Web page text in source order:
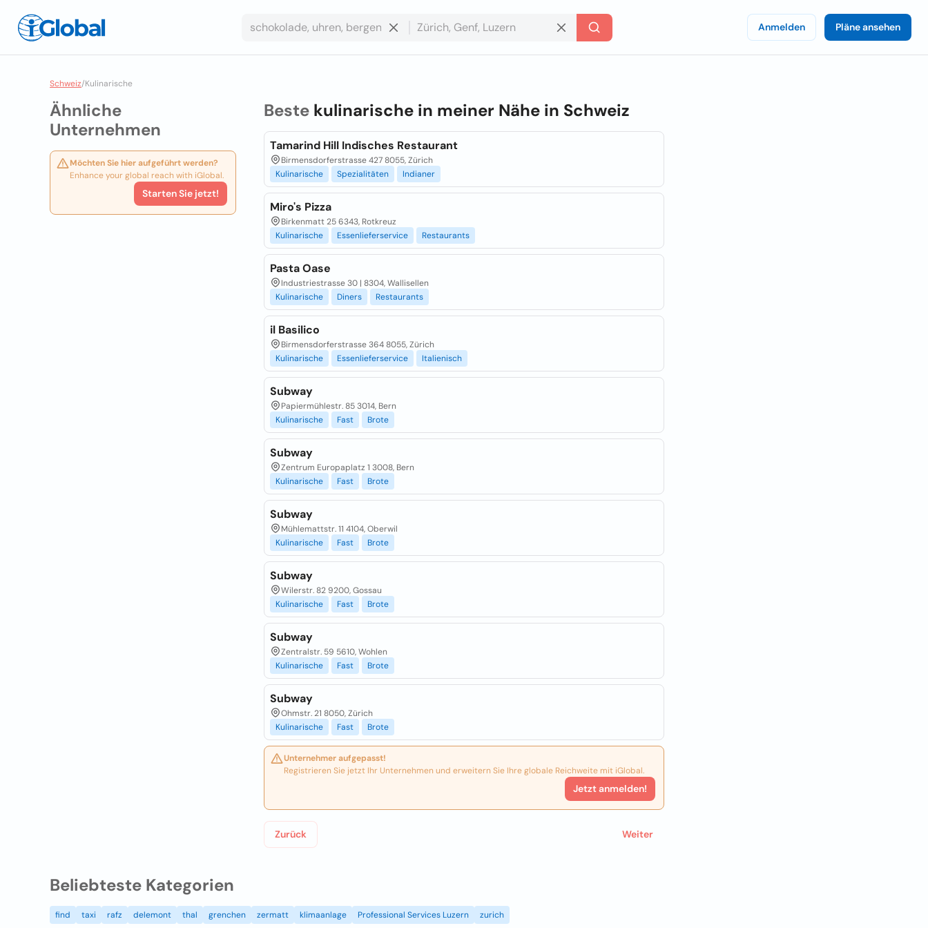
Anmelden Pläne ansehen
Schweiz/Kulinarische
Ähnliche
Unternehmen
Möchten Sie hier aufgeführt werden?
Enhance your global reach with iGlobal.
Starten Sie jetzt!
Beste kulinarische in meiner Nähe in Schweiz
Tamarind Hill Indisches Restaurant
Birmensdorferstrasse 427 8055, Zürich
Kulinarische
Spezialitäten Indianer
Miro's Pizza
Birkenmatt 25 6343, Rotkreuz
Kulinarische
Essenlieferservice Restaurants
Pasta Oase
Industriestrasse 30 | 8304, Wallisellen
Kulinarische
Diners Restaurants
il Basilico
Birmensdorferstrasse 364 8055, Zürich
Kulinarische
Essenlieferservice Italienisch
Subway
Papiermühlestr. 85 3014, Bern
Kulinarische
Fast Brote
Subway
Zentrum Europaplatz 1 3008, Bern
Kulinarische
Fast Brote
Subway
Mühlemattstr. 11 4104, Oberwil
Kulinarische
Fast Brote
Subway
Wilerstr. 82 9200, Gossau
Kulinarische
Fast Brote
Subway
Zentralstr. 59 5610, Wohlen
Kulinarische
Fast Brote
Subway
Ohmstr. 21 8050, Zürich
Kulinarische
Fast Brote
Unternehmer aufgepasst!
Registrieren Sie jetzt Ihr Unternehmen und erweitern Sie Ihre globale Reichweite mit iGlobal.
Jetzt anmelden!
Zurück Weiter
Beliebteste Kategorien
find taxi rafz delemont thal grenchen zermatt klimaanlage Professional Services Luzern zurich